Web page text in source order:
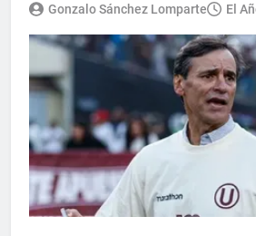
Gonzalo Sánchez Lomparte El